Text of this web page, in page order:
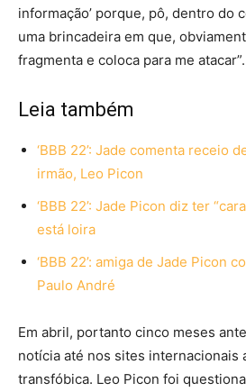
informação’ porque, pô, dentro do
uma brincadeira em que,
fragmenta e coloca para me atacar”.
Leia também
‘BBB 22’: Jade comenta receio
irmão, Leo Picon
‘BBB 22’: Jade Picon diz ter
está loira
‘BBB 22’: amiga de Jade Picon
Paulo André
Em abril, portanto cinco meses
notícia até nos sites internacionais
transfóbica. Leo Picon foi